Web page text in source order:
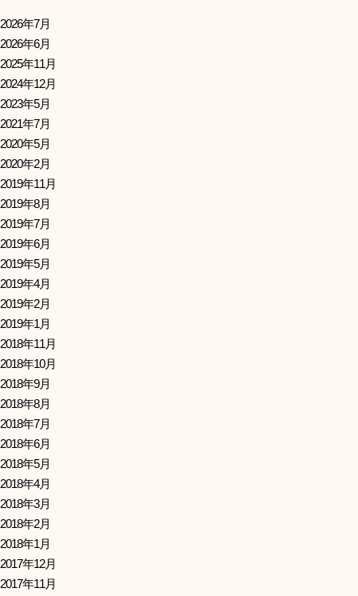
2026年7月
2026年6月
2025年11月
2024年12月
2023年5月
2021年7月
2020年5月
2020年2月
2019年11月
2019年8月
2019年7月
2019年6月
2019年5月
2019年4月
2019年2月
2019年1月
2018年11月
2018年10月
2018年9月
2018年8月
2018年7月
2018年6月
2018年5月
2018年4月
2018年3月
2018年2月
2018年1月
2017年12月
2017年11月